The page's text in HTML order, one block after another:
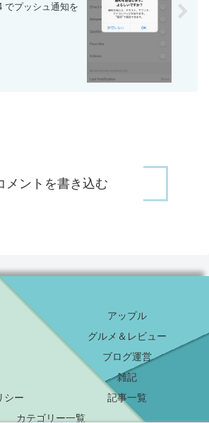
でプッシュ通知を
メントを書き込む
アップル
グルメ＆レビュー
ブログ運営
雑記
シー
記事一覧
カテゴリー一覧